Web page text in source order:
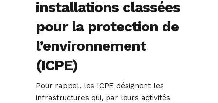
installations classées
pour la protection de
l’environnement
(ICPE)
Pour rappel, les ICPE désignent les
infrastructures qui, par leurs activités